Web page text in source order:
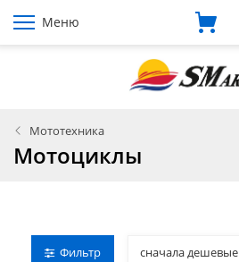
Меню
Мототехника
Мотоциклы
Фильтр сначала дешевые